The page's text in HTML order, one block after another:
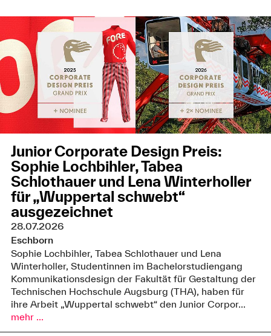
Junior Corporate Design Preis:
Sophie Lochbihler, Tabea
Schlothauer und Lena Winterholler
für „Wuppertal schwebt“
ausgezeichnet
28.07.2026
Eschborn
Sophie Lochbihler, Tabea Schlothauer und Lena
Winterholler, Studentinnen im Bachelorstudiengang
Kommunikationsdesign der Fakultät für Gestaltung der
Technischen Hochschule Augsburg (THA), haben für
ihre Arbeit „Wuppertal schwebt“ den Junior Corpor...
mehr ...